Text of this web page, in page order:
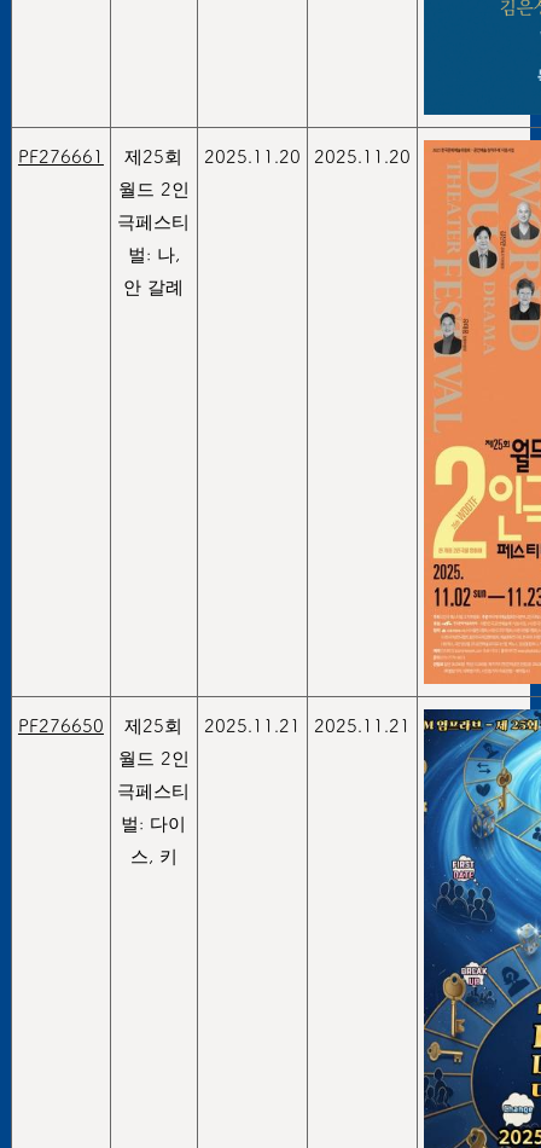
PF276661
제25회
월드 2인
극페스티
벌: 나,
안 갈례
2025.11.20 2025.11.20
PF276650
제25회
월드 2인
극페스티
벌: 다이
스, 키
2025.11.21 2025.11.21